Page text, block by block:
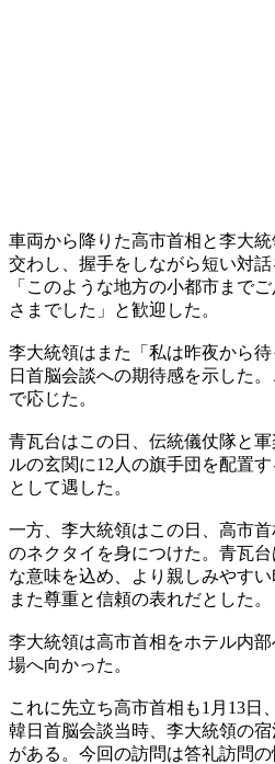
車両から降りた高市首相と李大
交わし、握手をしながら短い対
「このような地方の小都市まで
さまでした」と歓迎した。
李大統領はまた「私は昨夜から
日首脳会談への期待感を示した
で応じた。
青瓦台はこの日、伝統儀仗隊と
ルの玄関に12人の旗手団を配置
として遇した。
一方、李大統領はこの日、高市
のネクタイを身につけた。青瓦
な意味を込め、より親しみやすい
また尊重と信頼の表れだとした。
李大統領は高市首相をホテル内
場へ向かった。
これに先立ち高市首相も1月13日
韓日首脳会談当時、李大統領の
がある。今回の訪問は答礼訪問